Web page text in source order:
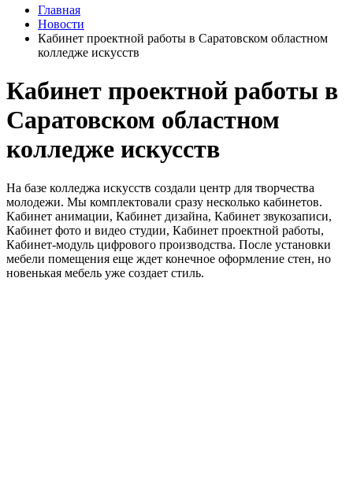
Главная
Новости
Кабинет проектной работы в Саратовском областном
колледже искусств
Кабинет проектной работы в
Саратовском областном
колледже искусств
На базе колледжа искусств создали центр для творчества
молодежи. Мы комплектовали сразу несколько кабинетов.
Кабинет анимации, Кабинет дизайна, Кабинет звукозаписи,
Кабинет фото и видео студии, Кабинет проектной работы,
Кабинет-модуль цифрового производства. После установки
мебели помещения еще ждет конечное оформление стен, но
новенькая мебель уже создает стиль.